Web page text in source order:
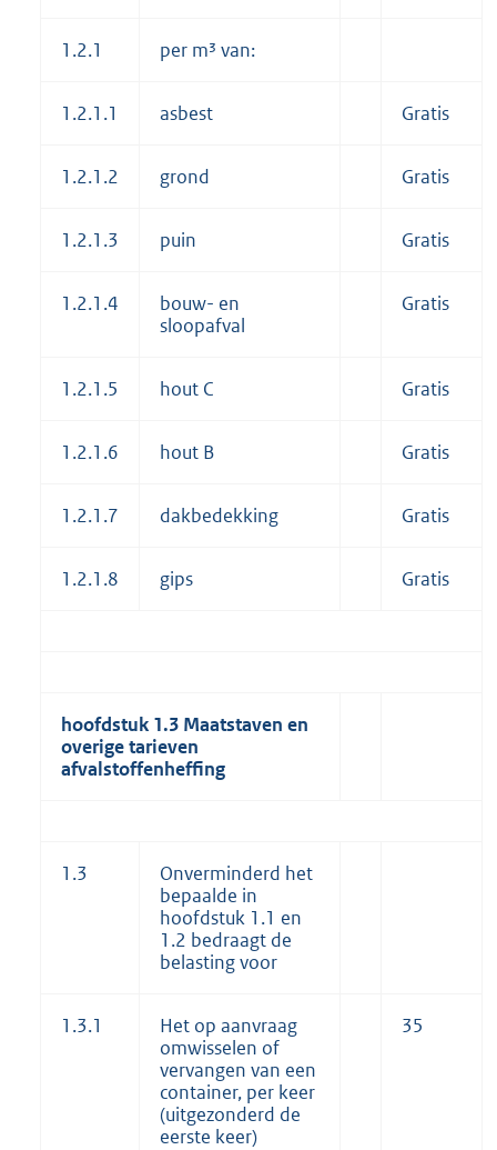
1.2.1 per m³ van:
1.2.1.1 asbest Gratis
1.2.1.2 grond Gratis
1.2.1.3 puin Gratis
1.2.1.4
bouw- en
sloopafval
Gratis
1.2.1.5 hout C Gratis
1.2.1.6 hout B Gratis
1.2.1.7 dakbedekking Gratis
1.2.1.8 gips Gratis
hoofdstuk 1.3 Maatstaven en
overige tarieven
afvalstoffenheffing
1.3
Onverminderd het
bepaalde in
hoofdstuk 1.1 en
1.2 bedraagt de
belasting voor
1.3.1
Het op aanvraag
omwisselen of
vervangen van een
container, per keer
(uitgezonderd de
eerste keer)
35